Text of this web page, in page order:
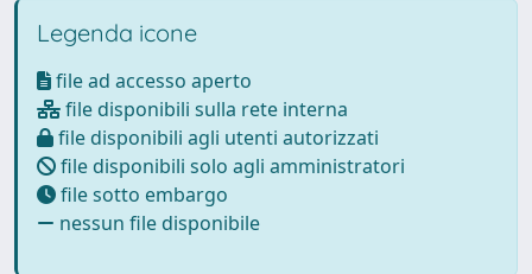
Legenda icone
file ad accesso aperto
file disponibili sulla rete interna
file disponibili agli utenti autorizzati
file disponibili solo agli amministratori
file sotto embargo
nessun file disponibile